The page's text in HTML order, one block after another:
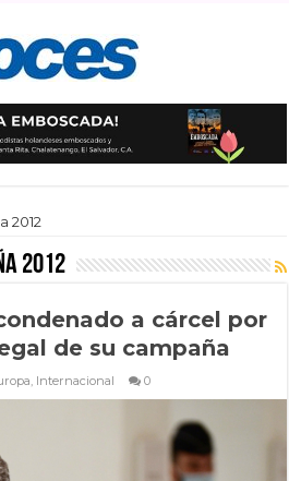
2012
2012
a cárcel por
de su campaña
, Internacional 0